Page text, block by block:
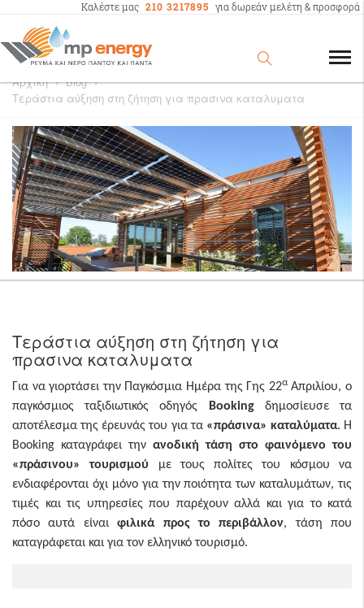
Καλέστε μας 210 3217895 για δωρεάν μελέτη & προσφορά
Αρχική › Blog ›
Τεράστια αύξηση στη ζήτηση για πρασινα καταλυματα
Τεράστια αύξηση στη ζήτηση για
πρασινα καταλυματα
Για να γιορτάσει την Παγκόσμια Ημέρα της Γης 22αΑπριλίου,o
παγκόσμιος ταξιδιωτικός οδηγός
Bookingδημοσίευσε τα
αποτέλεσμα της έρευνάς του για τα «πράσινα» καταλύματα. Η
Booking καταγράφει την ανοδική τάση στο φαινόμενο του
«πράσινου» τουρισμού με τους πολίτες του κόσμου να
ενδιαφέρονται όχι μόνο για την ποιότητα των καταλυμάτων, τις
τιμές και τις υπηρεσίες που παρέχουν αλλά και για το κατά
πόσο αυτά είναιφιλικά προς το περιβάλλον, τάση που
καταγράφεται και για τον ελληνικό τουρισμό.